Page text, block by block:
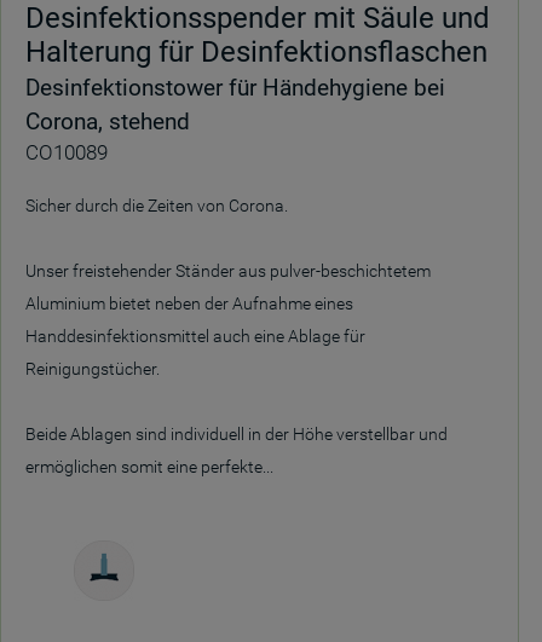
Desinfektionsspender mit Säule und
Halterung für Desinfektionsflaschen
Desinfektionstower für Händehygiene bei
Corona, stehend
CO10089
Sicher durch die Zeiten von Corona.
Unser freistehender Ständer aus pulver-beschichtetem
Aluminium bietet neben der Aufnahme eines
Handdesinfektionsmittel auch eine Ablage für
Reinigungstücher.
Beide Ablagen sind individuell in der Höhe verstellbar und
ermöglichen somit eine perfekte...